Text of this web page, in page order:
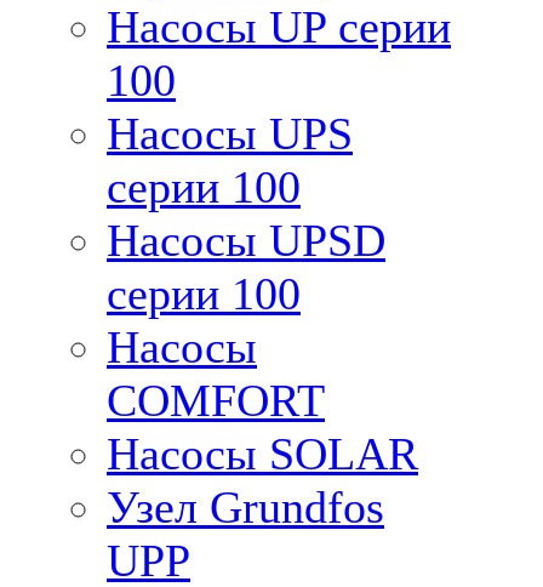
Насосы UP серии
100
Насосы UPS
серии 100
Насосы UPSD
серии 100
Насосы
COMFORT
Насосы SOLAR
Узел Grundfos
UPP